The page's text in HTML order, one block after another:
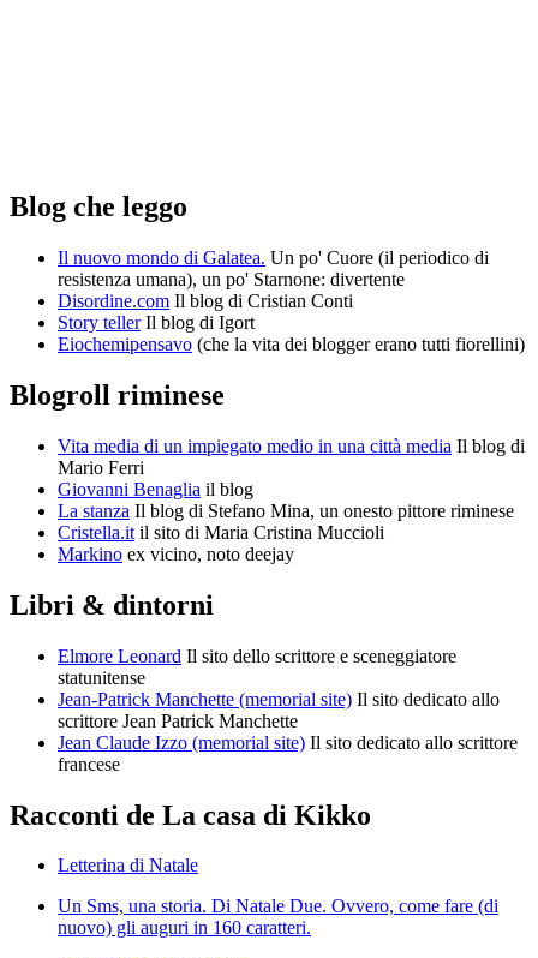
Blog che leggo
Il nuovo mondo di Galatea. Un po' Cuore (il periodico di
resistenza umana), un po' Starnone: divertente
Disordine.com Il blog di Cristian Conti
Story tellerIl blog di Igort
Eiochemipensavo (che la vita dei blogger erano tutti fiorellini)
Blogroll riminese
Vita media di un impiegato medio in una città media Il blog di
Mario Ferri
Giovanni Benaglia il blog
La stanza Il blog di Stefano Mina, un onesto pittore riminese
Cristella.it il sito di Maria Cristina Muccioli
Markino ex vicino, noto deejay
Libri & dintorni
Elmore Leonard Il sito dello scrittore e sceneggiatore
statunitense
Jean-Patrick Manchette (memorial site) Il sito dedicato allo
scrittore Jean Patrick Manchette
Jean Claude Izzo (memorial site) Il sito dedicato allo scrittore
francese
Racconti de La casa di Kikko
Letterina di Natale
Un Sms, una storia. Di Natale Due. Ovvero, come fare (di
nuovo) gli auguri in 160 caratteri.